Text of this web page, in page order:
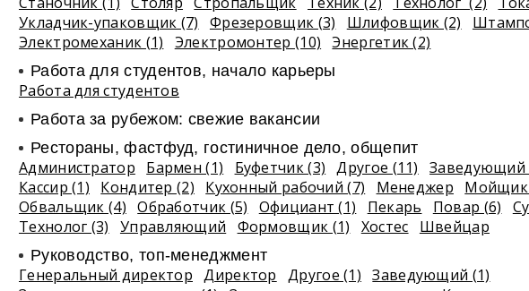
Укладчик-упаковщик (7)
Фрезеровщик (3) Шлифовщик (2)
Электромеханик (1)
Электромонтер (10) Энергетик (2)
Работа для студентов, начало карьеры
Работа для студентов
Работа за рубежом: свежие вакансии
Рестораны, фастфуд, гостиничное дело, общепит
Администратор Бармен (1) Буфетчик (3) Другое (11)
Заведующий
Кассир (1)
Кондитер (2) Кухонный рабочий (7) Менеджер
Мойщик
Обвальщик (4)
Обработчик (5) Официант (1) Пекарь Повар (6)
Технолог (3)
Управляющий Формовщик (1) Хостес Швейцар
Руководство, топ-менеджмент
Генеральный директор Директор Другое (1)
Заведующий (1)